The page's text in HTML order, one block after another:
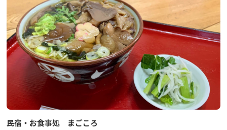
民宿・お食事処 まごころ